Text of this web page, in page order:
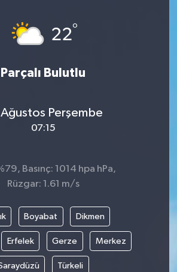
22°
Parçalı Bulutlu
Perşembe
07:15
Basınç: 1014 hpa hPa,
Rüzgar: 1.61 m/s
Boyabat Dikmen
Erfelek Gerze Merkez
Türkeli